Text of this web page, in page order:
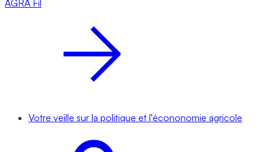
AGRA Fil
Votre veille sur la politique et l'écononomie agricole